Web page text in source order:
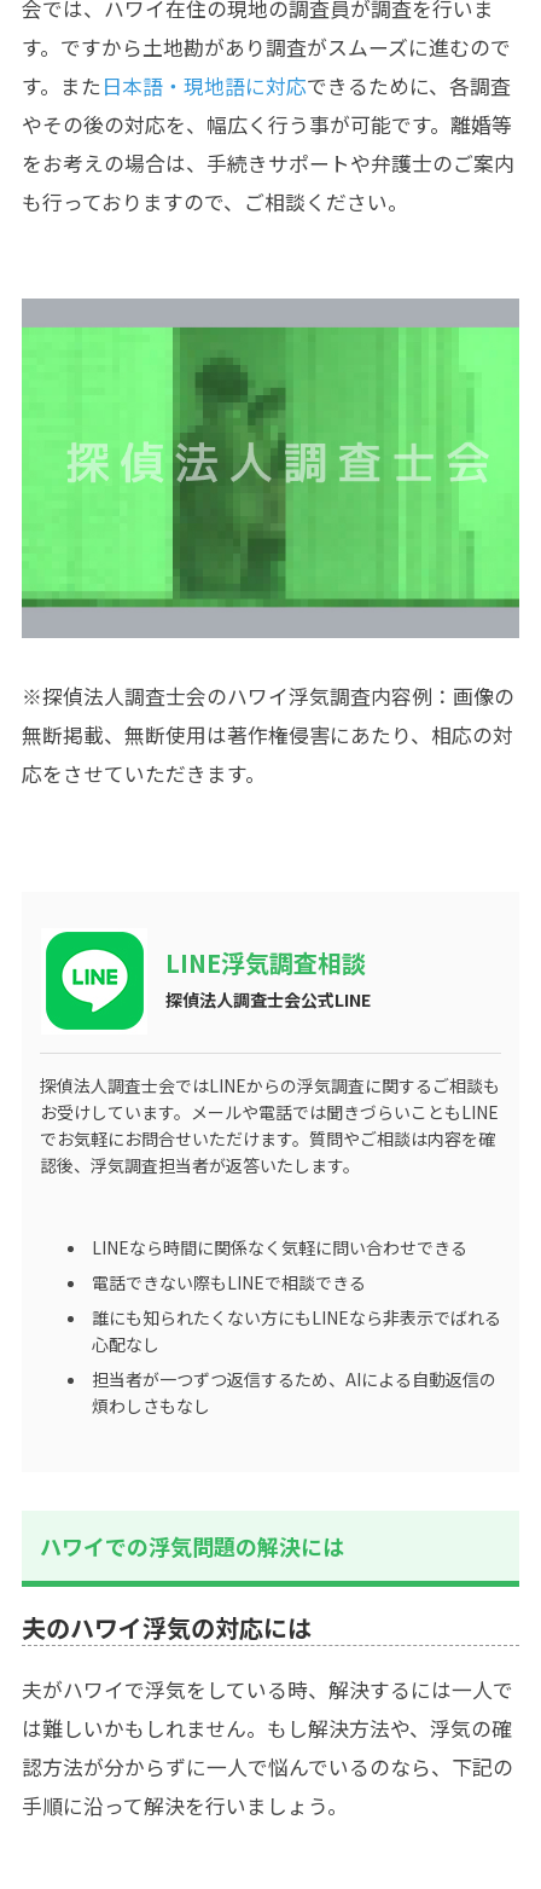
会では、ハワイ在住の現地の調査員が調査を行いま
す。ですから土地勘があり調査がスムーズに進むので
す。また日本語・現地語に対応できるために、各調査
やその後の対応を、幅広く行う事が可能です。離婚等
をお考えの場合は、手続きサポートや弁護士のご案内
も行っておりますので、ご相談ください。
※探偵法人調査士会のハワイ浮気調査内容例：画像の
無断掲載、無断使用は著作権侵害にあたり、相応の対
応をさせていただきます。
LINE浮気調査相談
探偵法人調査士会公式LINE
探偵法人調査士会ではLINEからの浮気調査に関するご相談も
お受けしています。メールや電話では聞きづらいこともLINE
でお気軽にお問合せいただけます。質問やご相談は内容を確
認後、浮気調査担当者が返答いたします。
LINEなら時間に関係なく気軽に問い合わせできる
電話できない際もLINEで相談できる
誰にも知られたくない方にもLINEなら非表示でばれる
心配なし
担当者が一つずつ返信するため、AIによる自動返信の
煩わしさもなし
ハワイでの浮気問題の解決には
夫のハワイ浮気の対応には
夫がハワイで浮気をしている時、解決するには一人で
は難しいかもしれません。もし解決方法や、浮気の確
認方法が分からずに一人で悩んでいるのなら、下記の
手順に沿って解決を行いましょう。